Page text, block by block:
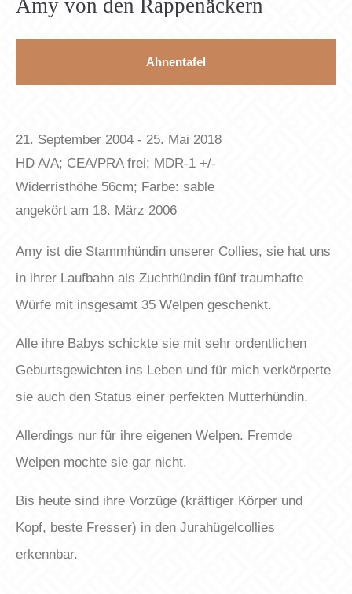
About us
Cum sociis natoque penatibus et magnis dis
parturient montes, nascetur ridiculus mus. Donec
Amy von den Rappenäckern
Ahnentafel
21. September 2004 - 25. Mai 2018
HD A/A; CEA/PRA frei; MDR-1 +/-
Widerristhöhe 56cm; Farbe: sable
angekört am 18. März 2006
Amy ist die Stammhündin unserer Collies, sie hat uns
in ihrer Laufbahn als Zuchthündin fünf traumhafte
Würfe mit insgesamt 35 Welpen geschenkt.
Alle ihre Babys schickte sie mit sehr ordentlichen
Geburtsgewichten ins Leben und für mich verkörperte
sie auch den Status einer perfekten Mutterhündin.
Allerdings nur für ihre eigenen Welpen. Fremde
Welpen mochte sie gar nicht.
Bis heute sind ihre Vorzüge (kräftiger Körper und
Kopf, beste Fresser) in den Jurahügelcollies
erkennbar.